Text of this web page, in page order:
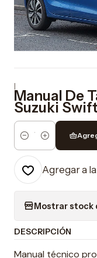
|
Manual De
Suzuki
Cantidad
Agregar a
Mostrar stock
DESCRIPCIÓN
Manual técnico